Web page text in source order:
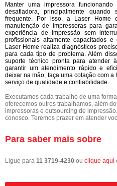
Manter uma impressora
desafiadora, principalmente
frequente. Por isso, a Laser Home
manutenção de impressoras para
experiência de impressão sem
profissionais altamente capacitados
Laser Home realiza diagnósticos
para cada tipo de problema. Além
suporte técnico pronta para atender
garantir um atendimento rápido e
deixar na mão, faça uma cotação com
serviço de qualidade e confiabilidade.
Executamos cada trabalho de uma
oferecemos outros trabalhamos, além
impressoras e outsourcing de
conosco. Teremos prazer em atender
Para saber mais sobre
Ligue para 11 3719-4230 ou clique aqui